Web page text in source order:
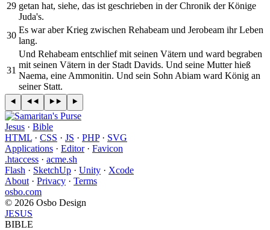
29 getan hat, siehe, das ist geschrieben in der Chronik der Könige
Juda's.
30
Es war aber Krieg zwischen Rehabeam und Jerobeam ihr Leben
lang.
31
Und Rehabeam entschlief mit seinen Vätern und ward begraben
mit seinen Vätern in der Stadt Davids. Und seine Mutter hieß
Naema, eine Ammonitin. Und sein Sohn Abiam ward König an
seiner Statt.
Jesus · Bible
HTML · CSS · JS · PHP· SVG
Applications · Editor· Favicon
.htaccess · acme.sh
Flash · SketchUp · Unity · Xcode
About · Privacy · Terms
osbo.com
© 2026 Osbo Design
JESUS
BIBLE